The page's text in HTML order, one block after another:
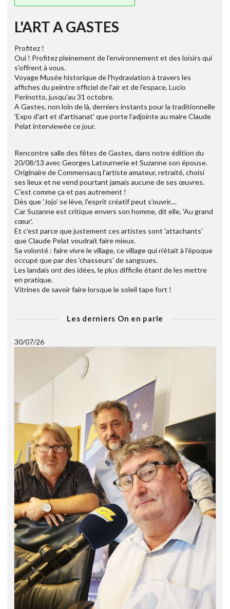
L'ART A GASTES
Profitez !
Oui ! Profitez pleinement de l'environnement et des loisirs qui
s'offrent à vous.
Voyage Musée historique de l'hydraviation à travers les
affiches du peintre officiel de l'air et de l'espace, Lucio
Perinotto, jusqu'au 31 octobre.
A Gastes, non loin de là, derniers instants pour la traditionnelle
'Expo d'art et d'artisanat' que porte l'adjointe au maire Claude
Pelat interviewée ce jour.
Rencontre salle des fêtes de Gastes, dans notre édition du
20/08/13 avec Georges Latournerie et Suzanne son épouse.
Originaire de Commensacq l'artiste amateur, retraité, choisi
ses lieux et ne vend pourtant jamais aucune de ses œuvres.
C'est comme ça et pas autrement !
Dès que 'Jojo' se lève, l'esprit créatif peut s'ouvrir....
Car Suzanne est critique envers son homme, dit elle, 'Au grand
cœur'.
Et c'est parce que justement ces artistes sont 'attachants'
que Claude Pelat voudrait faire mieux.
Sa volonté : faire vivre le village, ce village qui n'était à l'époque
occupé que par des 'chasseurs' de sangsues.
Les landais ont des idées, le plus difficile étant de les mettre
en pratique.
Vitrines de savoir faire lorsque le soleil tape fort !
Les derniers On en parle
30/07/26